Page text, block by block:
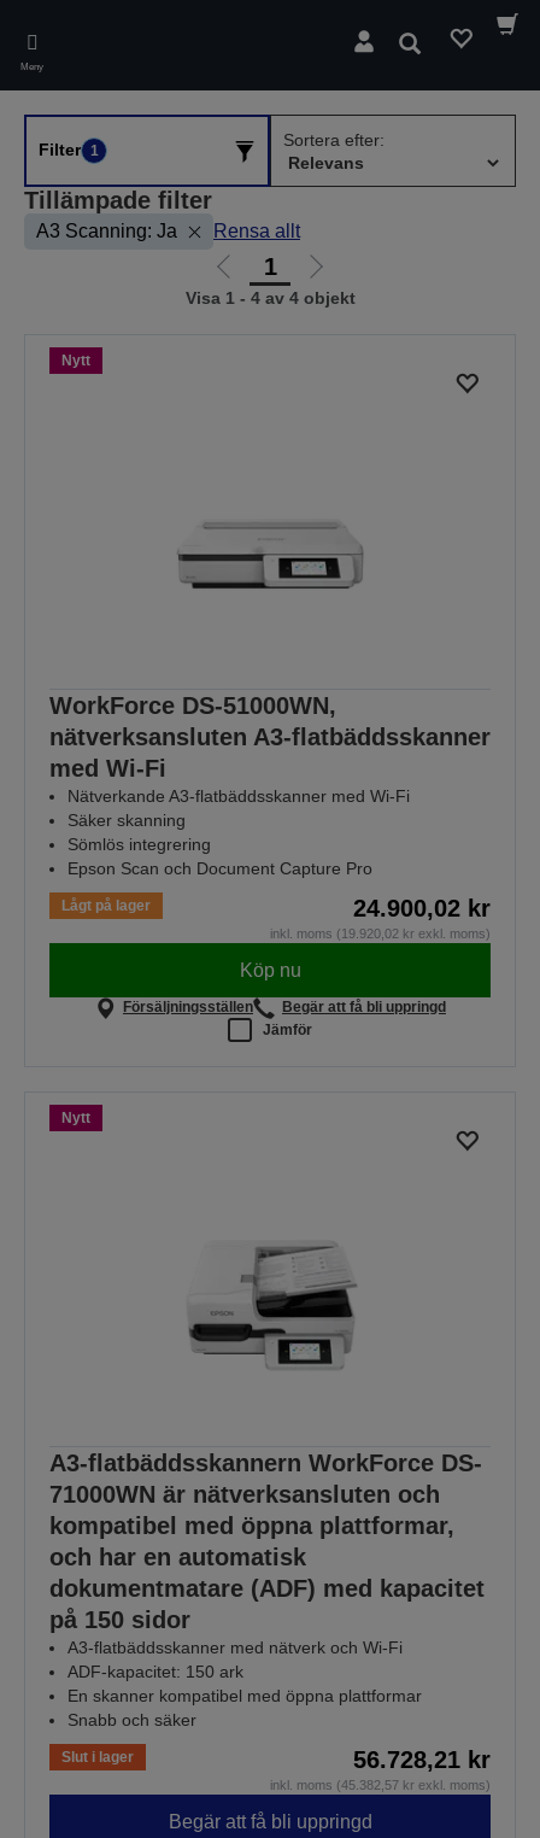
main
content
Meny
Sök
Filter 1
Sortera efter:
Tillämpade filter
A3 Scanning: Ja Rensa allt
Gå
till
1
Gå
till
Visa 1 - 4 av 4 objekt
Nytt
WorkForce DS-51000WN,
nätverksansluten A3-flatbäddsskanner
med Wi-Fi
Nätverkande A3-flatbäddsskanner med Wi-Fi
Säker skanning
Sömlös integrering
Epson Scan och Document Capture Pro
Lågt på lager 24.900,02 kr
inkl. moms (19.920,02 kr exkl. moms)
Köp nu
Försäljningsställen
Begär att få bli uppringd
Jämför
Nytt
A3-flatbäddsskannern WorkForce DS-
71000WN är nätverksansluten och
kompatibel med öppna plattformar,
och har en automatisk
dokumentmatare (ADF) med kapacitet
på 150 sidor
A3-flatbäddsskanner med nätverk och Wi-Fi
ADF-kapacitet: 150 ark
En skanner kompatibel med öppna plattformar
Snabb och säker
Slut i lager 56.728,21 kr
inkl. moms (45.382,57 kr exkl. moms)
Begär att få bli uppringd